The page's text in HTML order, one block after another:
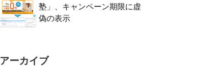
塾」、キャンペーン期限に虚
偽の表示
アーカイブ